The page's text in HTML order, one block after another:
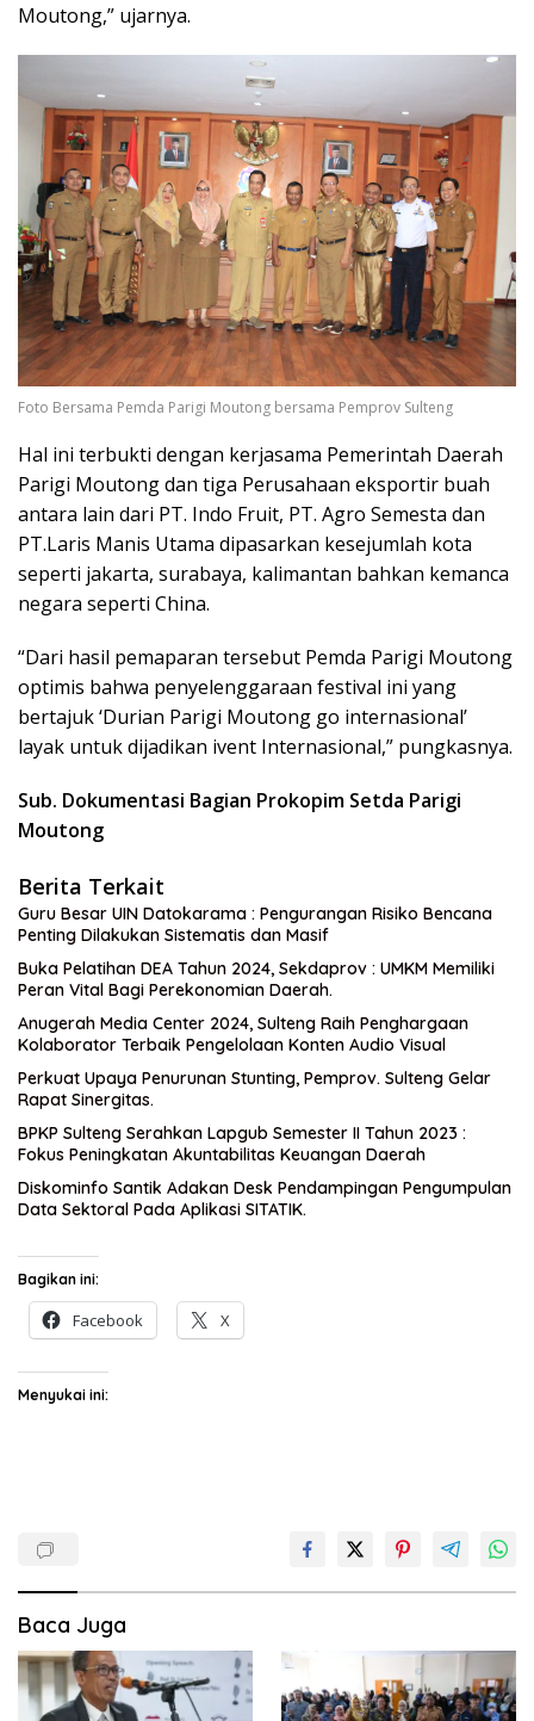
Moutong,” ujarnya.
Foto Bersama Pemda Parigi Moutong bersama Pemprov Sulteng
Hal ini terbukti dengan kerjasama Pemerintah Daerah
Parigi Moutong dan tiga Perusahaan eksportir buah
antara lain dari PT. Indo Fruit, PT. Agro Semesta dan
PT.Laris Manis Utama dipasarkan kesejumlah kota
seperti jakarta, surabaya, kalimantan bahkan kemanca
negara seperti China.
“Dari hasil pemaparan tersebut Pemda Parigi Moutong
optimis bahwa penyelenggaraan festival ini yang
bertajuk ‘Durian Parigi Moutong go internasional’
layak untuk dijadikan ivent Internasional,” pungkasnya.
Sub. Dokumentasi Bagian Prokopim Setda Parigi
Moutong
Berita Terkait
Guru Besar UIN Datokarama : Pengurangan Risiko Bencana
Penting Dilakukan Sistematis dan Masif
Buka Pelatihan DEA Tahun 2024, Sekdaprov : UMKM Memiliki
Peran Vital Bagi Perekonomian Daerah.
Anugerah Media Center 2024, Sulteng Raih Penghargaan
Kolaborator Terbaik Pengelolaan Konten Audio Visual
Perkuat Upaya Penurunan Stunting, Pemprov. Sulteng Gelar
Rapat Sinergitas.
BPKP Sulteng Serahkan Lapgub Semester II Tahun 2023 :
Fokus Peningkatan Akuntabilitas Keuangan Daerah
Diskominfo Santik Adakan Desk Pendampingan Pengumpulan
Data Sektoral Pada Aplikasi SITATIK.
Bagikan ini:
Facebook X
Menyukai ini:
Baca Juga